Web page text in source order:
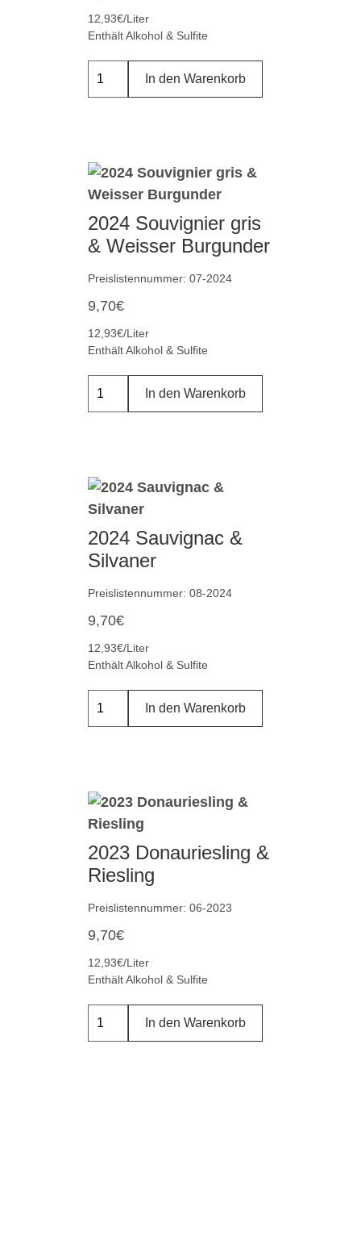
12,93€/Liter
Enthält Alkohol & Sulfite
In den Warenkorb
2024 Souvignier gris
& Weisser Burgunder
Preislistennummer: 07-2024
9,70€
12,93€/Liter
Enthält Alkohol & Sulfite
In den Warenkorb
2024 Sauvignac &
Silvaner
Preislistennummer: 08-2024
9,70€
12,93€/Liter
Enthält Alkohol & Sulfite
In den Warenkorb
2023 Donauriesling &
Riesling
Preislistennummer: 06-2023
9,70€
12,93€/Liter
Enthält Alkohol & Sulfite
In den Warenkorb